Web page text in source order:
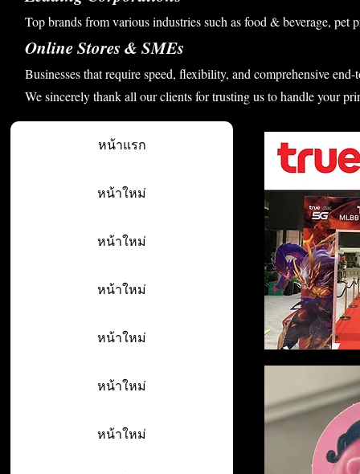
Top brands from various industries such as food & beverage, pet
Online Stores & SMEs
Businesses that require speed, flexibility, and comprehensive
We sincerely thank all our clients for trusting us to handle your
หน้าแรก
หน้าใหม่
หน้าใหม่
หน้าใหม่
หน้าใหม่
หน้าใหม่
หน้าใหม่